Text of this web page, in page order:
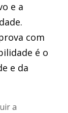
e a
com
é o
e da
a